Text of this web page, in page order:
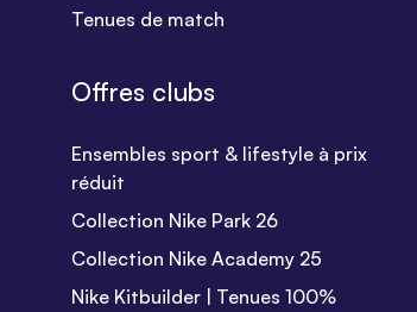
Tenues de match
Offres clubs
Ensembles sport & lifestyle à prix
réduit
Collection Nike Park 26
Collection Nike Academy 25
Nike Kitbuilder | Tenues 100%